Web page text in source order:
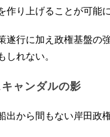
作り上げることが可能
行に加え政権基盤の
しれない。
ャンダルの影
から間もない岸田政